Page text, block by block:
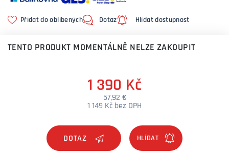
Přidat do oblíbených Dotaz Hlídat dostupnost
TENTO PRODUKT MOMENTÁLNĚ NELZE ZAKOUPIT
1 390 Kč
57,92 €
1 149 Kč bez DPH
DOTAZ